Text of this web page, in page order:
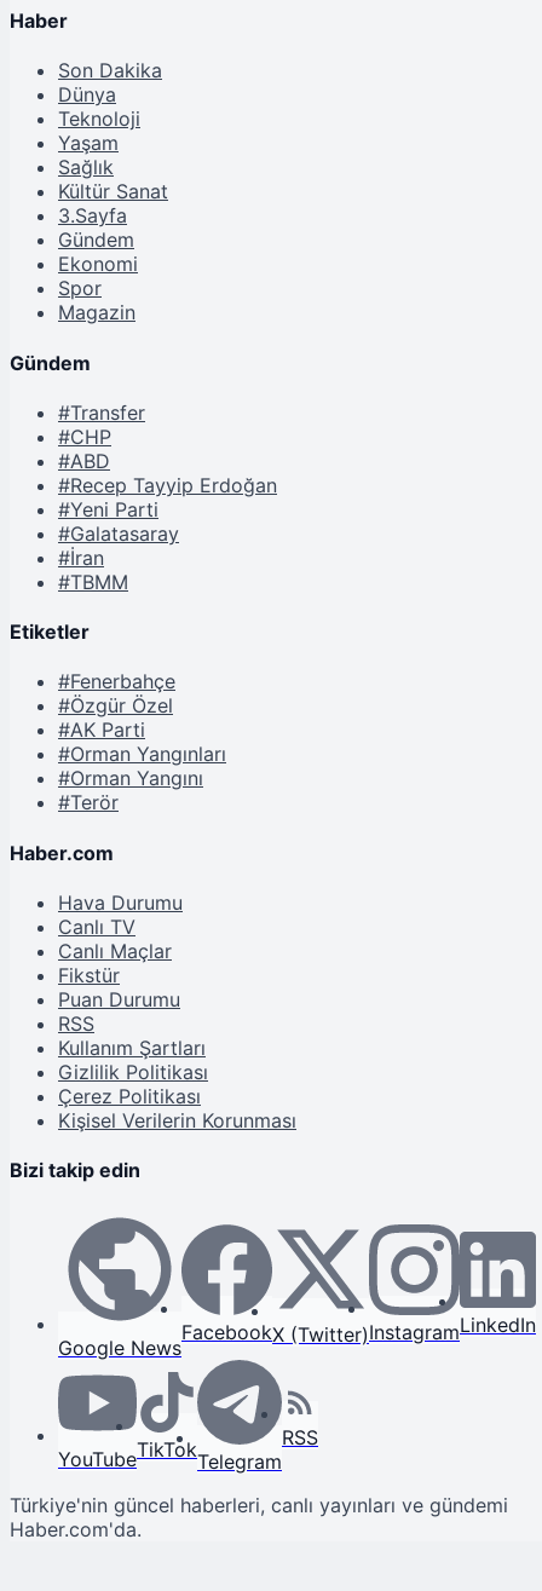
Haber
Son Dakika
Dünya
Teknoloji
Yaşam
Sağlık
Kültür Sanat
3.Sayfa
Gündem
Ekonomi
Spor
Magazin
Gündem
#Transfer
#CHP
#ABD
#Recep Tayyip Erdoğan
#Yeni Parti
#Galatasaray
#İran
#TBMM
Etiketler
#Fenerbahçe
#Özgür Özel
#AK Parti
#Orman Yangınları
#Orman Yangını
#Terör
Haber.com
Hava Durumu
Canlı TV
Canlı Maçlar
Fikstür
Puan Durumu
RSS
Kullanım Şartları
Gizlilik Politikası
Çerez Politikası
Kişisel Verilerin Korunması
Bizi takip edin
Google News
FacebookX (Twitter)InstagramLinkedIn
YouTubeTikTokTelegram
RSS
Türkiye'nin güncel haberleri, canlı yayınları ve gündemi
Haber.com'da.